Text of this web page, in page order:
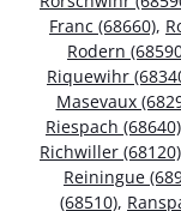
Franc (68660),
Rodern
Riquewihr
Masevaux
Riespach (68640)
Richwiller (68120)
Reiningue
(68510),